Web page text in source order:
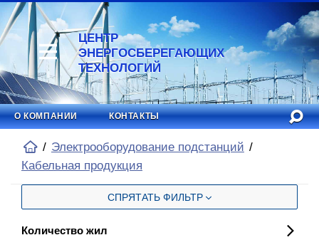
ЦЕНТР
ЭНЕРГОСБЕРЕГАЮЩИХ
ТЕХНОЛОГИЙ
О КОМПАНИИ КОНТАКТЫ
Электрооборудование подстанций
Кабельная продукция
СПРЯТАТЬ ФИЛЬТР
Количество жил